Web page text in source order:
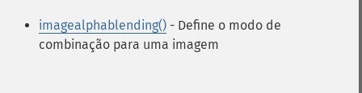
imagealphablending() - Define o modo de
combinação para uma imagem